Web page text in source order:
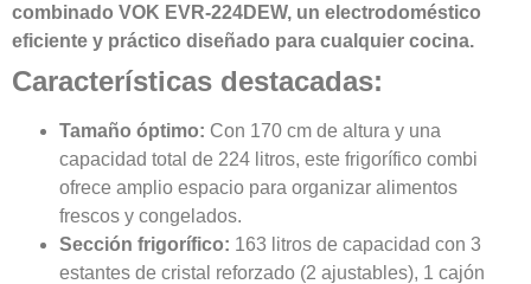
combinado VOK EVR-224DEW, un electrodoméstico
eficiente y práctico diseñado para cualquier cocina.
Características destacadas:
Tamaño óptimo: Con 170 cm de altura y una
capacidad total de 224 litros, este frigorífico combi
ofrece amplio espacio para organizar alimentos
frescos y congelados.
Sección frigorífico: 163 litros de capacidad con 3
estantes de cristal reforzado (2 ajustables), 1 cajón